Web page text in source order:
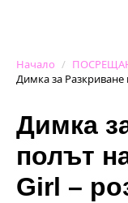
Начало
Димка за Разкриване
Димка
полът
Girl –